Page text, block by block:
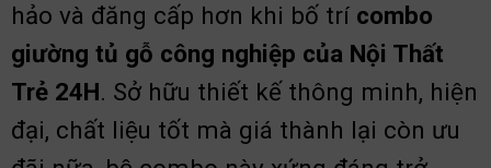
hảo và đăng cấp hơn khi bố trí combo
giường tủ gỗ công nghiệp của Nội Thất
Trẻ 24H. Sở hữu thiết kế thông minh, hiện
đại, chất liệu tốt mà giá thành lại còn ưu